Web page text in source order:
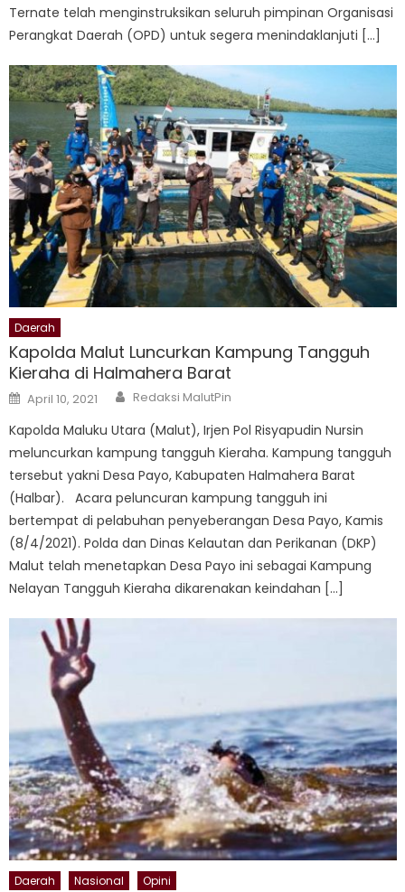
Ternate telah menginstruksikan seluruh pimpinan Organisasi
Perangkat Daerah (OPD) untuk segera menindaklanjuti […]
Daerah
Kapolda Malut Luncurkan Kampung Tangguh
Kieraha di Halmahera Barat
Posted
on
April 10, 2021 Author
Redaksi MalutPin
Kapolda Maluku Utara (Malut), Irjen Pol Risyapudin Nursin
meluncurkan kampung tangguh Kieraha. Kampung tangguh
tersebut yakni Desa Payo, Kabupaten Halmahera Barat
(Halbar). Acara peluncuran kampung tangguh ini
bertempat di pelabuhan penyeberangan Desa Payo, Kamis
(8/4/2021). Polda dan Dinas Kelautan dan Perikanan (DKP)
Malut telah menetapkan Desa Payo ini sebagai Kampung
Nelayan Tangguh Kieraha dikarenakan keindahan […]
Daerah Nasional Opini